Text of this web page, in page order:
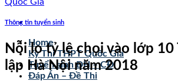
Home
Kỳ Thi THPT Quốc Gia
Tuyển sinh ĐH – CĐ
Đáp Án – Đề Thi
Thông tin tuyển sinh
Nỗi lo tỷ lệ chọi vào lớp 10
lập Hà Nội năm 2018